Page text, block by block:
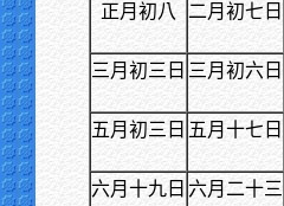
正月初八 二月初七日
三月初三日 三月初六日
五月初三日 五月十七日
六月十九日 六月二十三